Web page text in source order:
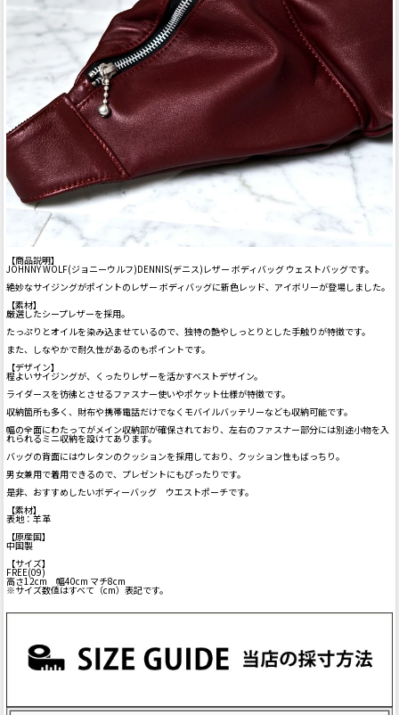
【商品説明】
JOHNNY WOLF(ジョニーウルフ)DENNIS(デニス)レザー ボディバッグ ウェストバッグです。
絶妙なサイジングがポイントのレザー ボディバッグに新色レッド、アイボリーが登場しました。
【素材】
厳選したシープレザーを採用。
たっぷりとオイルを染み込ませているので、独特の艶やしっとりとした手触りが特徴です。
また、しなやかで耐久性があるのもポイントです。
【デザイン】
程よいサイジングが、くったりレザーを活かすベストデザイン。
ライダースを彷彿とさせるファスナー使いやポケット仕様が特徴です。
収納箇所も多く、財布や携帯電話だけでなくモバイルバッテリーなども収納可能です。
幅の全面にわたってがメイン収納部が確保されており、左右のファスナー部分には別途小物を入
れられるミニ収納を設けてあります。
バッグの背面にはウレタンのクッションを採用しており、クッション性もばっちり。
男女兼用で着用できるので、プレゼントにもぴったりです。
是非、おすすめしたいボディーバッグ ウエストポーチです。
【素材】
表地：羊革
【原産国】
中国製
【サイズ】
FREE(09)
高さ12cm 幅40cm マチ8cm
※サイズ数値はすべて（cm）表記です。